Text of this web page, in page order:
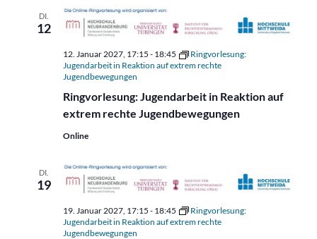
DI.
12
Ringvorlesung: Jugendarbeit in Reaktion auf
extrem rechte Jugendbewegungen
12. Januar 2027, 17:15 - 18:45
Ringvorlesung:
Jugendarbeit in Reaktion auf extrem rechte
Jugendbewegungen
Online
DI.
19
19. Januar 2027, 17:15 - 18:45
Ringvorlesung:
Jugendarbeit in Reaktion auf extrem rechte
Jugendbewegungen